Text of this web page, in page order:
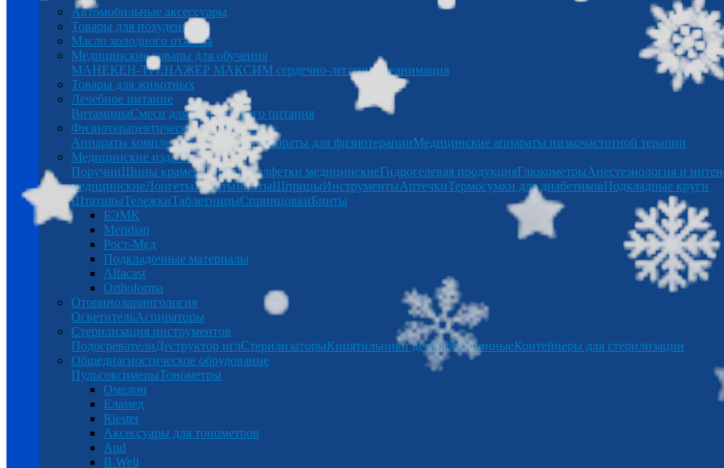
Автомобильные аксессуары
Товары для похудения
Масло холодного отжима
Медицинские товары для обучения
МАНЕКЕН-ТРЕНАЖЕР МАКСИМ сердечно-легочная реанимация
Товары для животных
Лечебное питание
ВитаминыСмеси для энтерального питания
Физиотерапевтическое оборудование
Аппараты комплексной терапииАппараты для физиотерапииМедицинские аппараты низкочастотной терапии
Медицинские изделия
ПоручниШины крамераБерушиСалфетки медицинскиеГидрогелевая продукцияГлюкометрыАнестезиология и
медицинскиеЛонгетыХалатыБинтыШприцыИнструментыАптечкиТермосумки для диабетиковПодкладные круги
ШтативыТележкиТаблетницыСпринцовкиБинты
БЭМК
Meridian
Рост-Мед
Подкладочные материалы
Alfacast
Orthoforma
Оториноларингология
ОсветительАспираторы
Стерилизация инструментов
ПодогревателиДеструктор иглСтерилизаторыКипятильники дезинфекционныеКонтейнеры для стерилизации
Общедиагностическое обрудование
ПульсоксимерыТонометры
Омелон
Еламед
Riester
Аксессуары для тонометров
And
B.Well